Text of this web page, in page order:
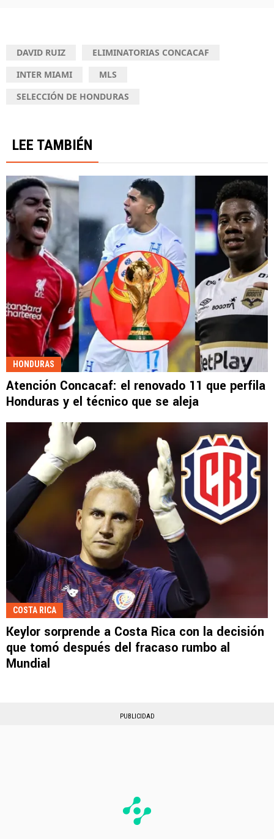
DAVID RUIZ
ELIMINATORIAS CONCACAF
INTER MIAMI
MLS
SELECCIÓN DE HONDURAS
LEE TAMBIÉN
HONDURAS
Atención Concacaf: el renovado 11 que perfila
Honduras y el técnico que se aleja
COSTA RICA
Keylor sorprende a Costa Rica con la decisión
que tomó después del fracaso rumbo al
Mundial
PUBLICIDAD